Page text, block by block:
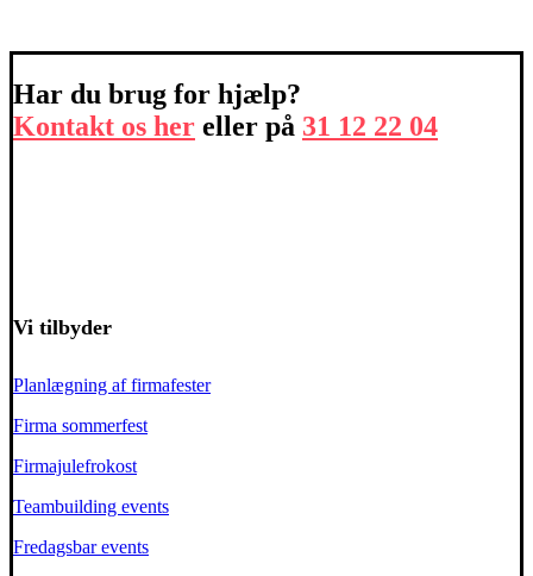
Har du brug for hjælp?
Kontakt os her eller på 31 12 22 04
Vi tilbyder
Planlægning af firmafester
Firma sommerfest
Firmajulefrokost
Teambuilding events
Fredagsbar events